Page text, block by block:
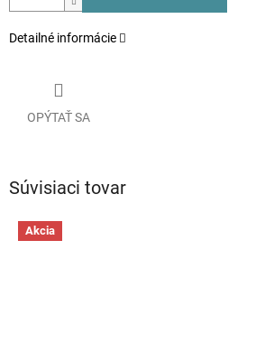
Detailné informácie
OPÝTAŤ SA
Súvisiaci tovar
Akcia